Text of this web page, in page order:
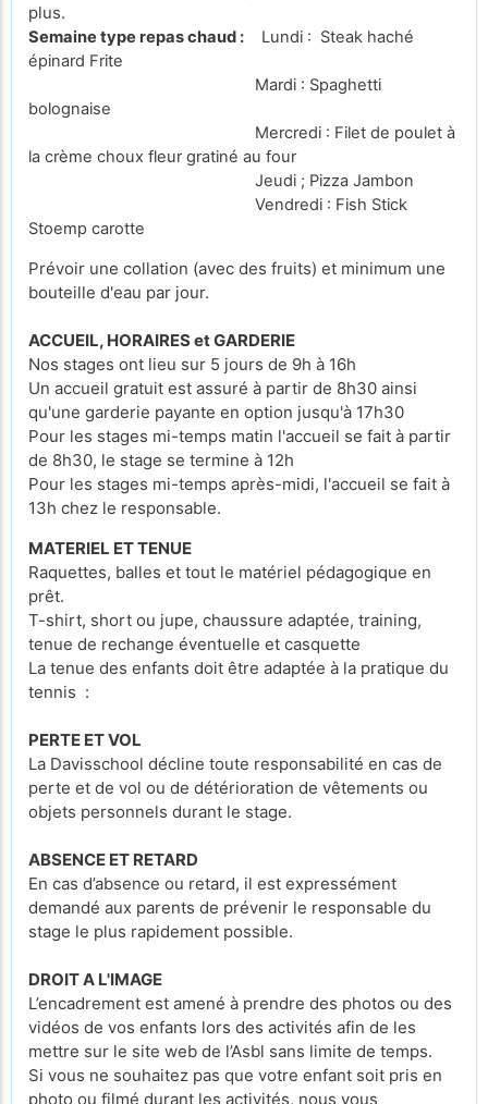
plus.
Semaine type repas chaud : Lundi : Steak haché
épinard Frite
Mardi : Spaghetti
bolognaise
Mercredi : Filet de poulet à
la crème choux fleur gratiné au four
Jeudi ; Pizza Jambon
Vendredi : Fish Stick
Stoemp carotte
Prévoir une collation (avec des fruits) et minimum une
bouteille d'eau par jour.
ACCUEIL, HORAIRES et GARDERIE
Nos stages ont lieu sur 5 jours de 9h à 16h
Un accueil gratuit est assuré à partir de 8h30 ainsi
qu'une garderie payante en option jusqu'à 17h30
Pour les stages mi-temps matin l'accueil se fait à partir
de 8h30, le stage se termine à 12h
Pour les stages mi-temps après-midi, l'accueil se fait à
13h chez le responsable.
MATERIEL ET TENUE
Raquettes, balles et tout le matériel pédagogique en
prêt.
T-shirt, short ou jupe, chaussure adaptée, training,
tenue de rechange éventuelle et casquette
La tenue des enfants doit être adaptée à la pratique du
tennis :
PERTE ET VOL
La Davisschool décline toute responsabilité en cas de
perte et de vol ou de détérioration de vêtements ou
objets personnels durant le stage.
ABSENCE ET RETARD
En cas d’absence ou retard, il est expressément
demandé aux parents de prévenir le responsable du
stage le plus rapidement possible.
DROIT A L'IMAGE
L’encadrement est amené à prendre des photos ou des
vidéos de vos enfants lors des activités afin de les
mettre sur le site web de l’Asbl sans limite de temps.
Si vous ne souhaitez pas que votre enfant soit pris en
photo ou filmé durant les activités, nous vous